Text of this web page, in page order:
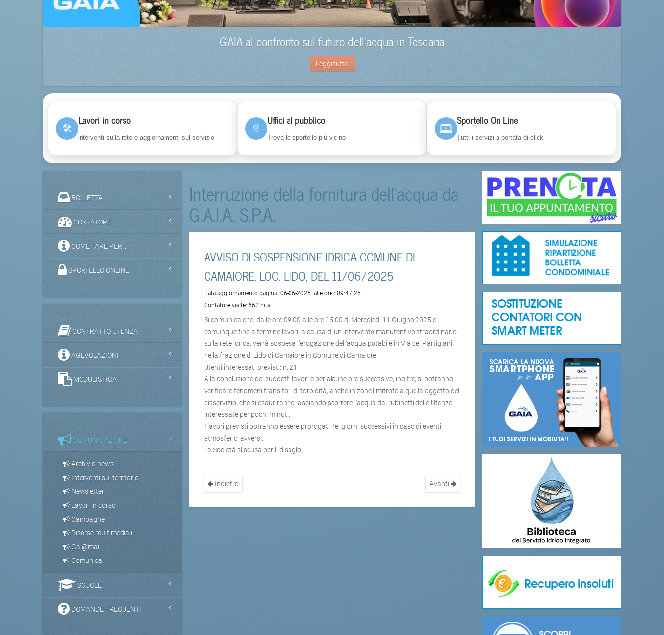
GAIA al confronto sul futuro dell’acqua in Toscana
Leggi tutto
🛠
Lavori in corso
interventi sulla rete e aggiornamenti sul servizio
Uffici al pubblico
Trova lo sportello più vicino
Sportello On Line
Tutti i servizi a portata di click
Interruzione della fornitura dell'acqua da
G.A.I.A. S.P.A.
AVVISO DI SOSPENSIONE IDRICA COMUNE DI
CAMAIORE, LOC. LIDO, DEL 11/06/2025
Data aggiornamento pagina:06-06-2025 alle ore :09:47:25
Contatore visite:662 hits
Si comunica che, dalle ore 09:00 alle ore 15:00 di Mercoledì 11 Giugno 2025 e
comunque fino a termine lavori, a causa di un intervento manutentivo straordinario
sulla rete idrica, verrà sospesa l'erogazione dell'acqua potabile in Via dei Partigiani
nella frazione di Lido di Camaiore in Comune di Camaiore.
Utenti interessati previsti: n. 21
Alla conclusione dei suddetti lavori e per alcune ore successive, inoltre, si potranno
verificare fenomeni transitori di torbidità, anche in zone limitrofe a quella oggetto del
disservizio, che si esauriranno lasciando scorrere l'acqua dai rubinetti delle Utenze
interessate per pochi minuti.
I lavori previsti potranno essere prorogati nei giorni successivi in caso di eventi
atmosferici avversi.
La Società si scusa per il disagio.
Indietro Avanti
BOLLETTA
CONTATORE
COME FARE PER...
SPORTELLO ONLINE
CONTRATTO UTENZA
AGEVOLAZIONI
MODULISTICA
COMUNICAZIONE
Archivio news
Interventi sul territorio
Newsletter
Lavori in corso
Campagne
Risorse multimediali
Gai@mail
Comunica
SCUOLE
DOMANDE FREQUENTI